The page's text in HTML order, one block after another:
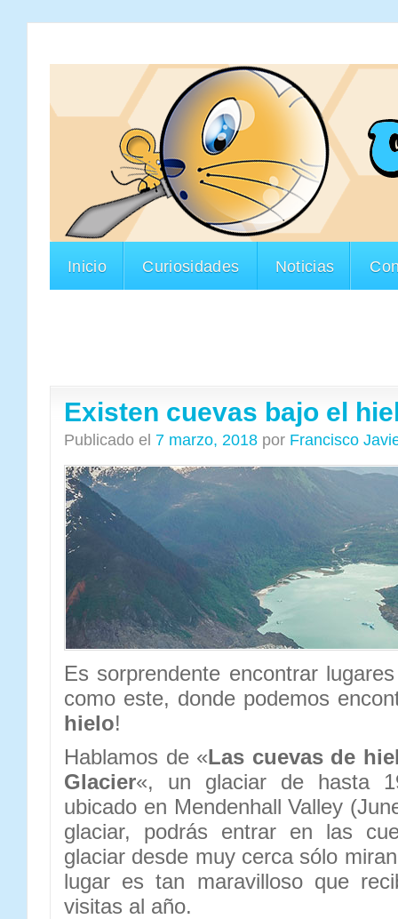
Inicio Curiosidades Noticias
Existen cuevas bajo el
Publicado el 7 marzo, 2018 por Francisco
Es sorprendente encontrar
como este, donde podemos
hielo!
Hablamos de «Las cuevas de
Glacier«, un glaciar de hasta
ubicado en Mendenhall Valley
glaciar, podrás entrar en las
glaciar desde muy cerca sólo
lugar es tan maravilloso que
visitas al año.